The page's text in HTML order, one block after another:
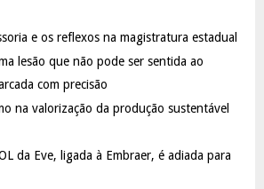
A
C
e os reflexos na magistratura estadual
lesão que não pode ser sentida ao
com precisão
na valorização da produção sustentável
da Eve, ligada à Embraer, é adiada para